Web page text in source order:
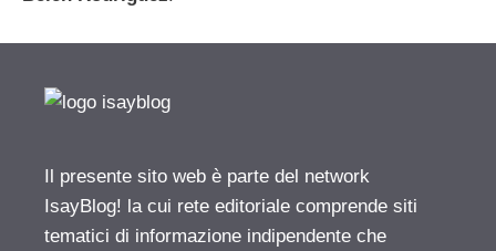
Il presente sito web è parte del network
IsayBlog! la cui rete editoriale comprende siti
tematici di informazione indipendente che